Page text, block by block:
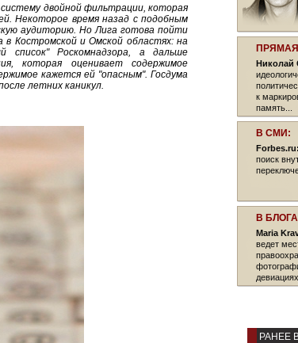
двойной фильтрации, которая
Некоторое время назад с подобным
аудиторию. Но Лига готова пойти
Костромской и Омской областях: на
Роскомнадзора, а дальше
которая оценивает содержимое
кажется ей "опасным". Госдума
летних каникул.
Николай
к
память...
В СМИ:
Forbes.ru:
поиск
В
Maria
ведет
девиациях.
РАНЕЕ